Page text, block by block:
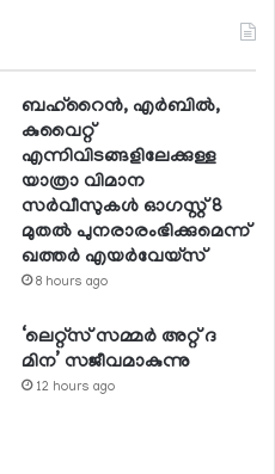
ബഹ്റൈന്‍, എര്‍ബില്‍,
കുവൈറ്റ്
എന്നിവിടങ്ങളിലേക്കുള്ള
യാത്രാ വിമാന
സര്‍വീസുകള്‍ ഓഗസ്റ്റ് 8
മുതല്‍ പുനരാരംഭിക്കുമെന്ന്
ഖത്തര്‍ എയര്‍വേയ്സ്
8 hours ago
‘ലെറ്റ്‌സ് സമ്മര്‍ അറ്റ് ദ
മിന’ സജീവമാകുന്നു
12 hours ago